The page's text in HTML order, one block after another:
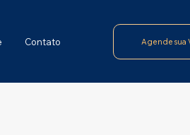
Contato Agende sua